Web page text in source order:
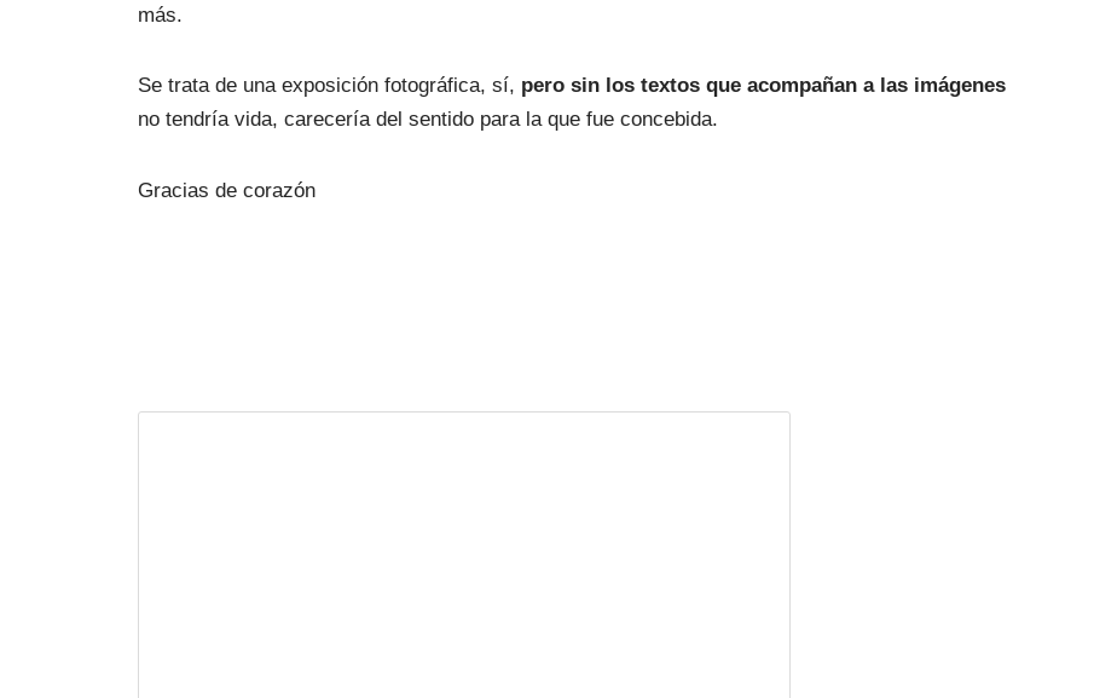
más.
Se trata de una exposición fotográfica, sí, pero sin los textos que acompañan a las imágenes
no tendría vida, carecería del sentido para la que fue concebida.
Gracias de corazón